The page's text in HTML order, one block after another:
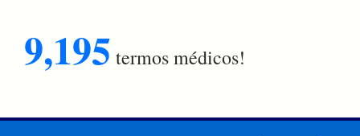
9,195 termos médicos!